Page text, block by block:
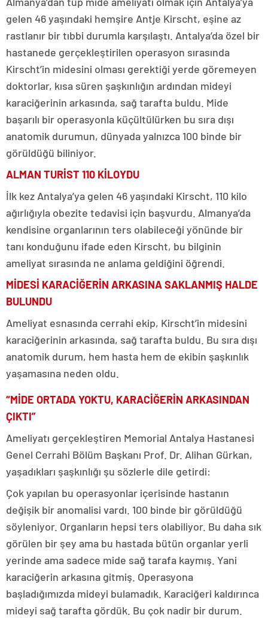
gelen 46 yaşındaki hemşire Antje Kirscht, eşine az
rastlanır bir tıbbi durumla karşılaştı. Antalya’da özel bir
hastanede gerçekleştirilen operasyon sırasında
Kirscht’in midesini olması gerektiği yerde göremeyen
doktorlar, kısa süren şaşkınlığın ardından mideyi
karaciğerinin arkasında, sağ tarafta buldu. Mide
başarılı bir operasyonla küçültülürken bu sıra dışı
anatomik durumun, dünyada yalnızca 100 binde bir
görüldüğü biliniyor.
ALMAN TURİST 110 KİLOYDU
İlk kez Antalya’ya gelen 46 yaşındaki Kirscht, 110 kilo
ağırlığıyla obezite tedavisi için başvurdu. Almanya’da
kendisine organlarının ters olabileceği yönünde bir
tanı konduğunu ifade eden Kirscht, bu bilginin
ameliyat sırasında ne anlama geldiğini öğrendi.
MİDESİ KARACİĞERİN ARKASINA SAKLANMIŞ HALDE
BULUNDU
Ameliyat esnasında cerrahi ekip, Kirscht’in midesini
karaciğerinin arkasında, sağ tarafta buldu. Bu sıra dışı
anatomik durum, hem hasta hem de ekibin şaşkınlık
yaşamasına neden oldu.
“MİDE ORTADA YOKTU, KARACİĞERİN ARKASINDAN
ÇIKTI”
Ameliyatı gerçekleştiren Memorial Antalya Hastanesi
Genel Cerrahi Bölüm Başkanı Prof. Dr. Alihan Gürkan,
yaşadıkları şaşkınlığı şu sözlerle dile getirdi:
Çok yapılan bu operasyonlar içerisinde hastanın
değişik bir anomalisi vardı. 100 binde bir görüldüğü
söyleniyor. Organların hepsi ters olabiliyor. Bu daha sık
görülen bir şey ama bu hastada bütün organlar yerli
yerinde ama sadece mide sağ tarafa kaymış. Yani
karaciğerin arkasına gitmiş. Operasyona
başladığımızda mideyi bulamadık. Karaciğeri kaldırınca
mideyi sağ tarafta gördük. Bu çok nadir bir durum.